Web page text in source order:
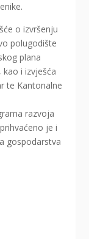
o izvršenju
polugodište
plana
i izvješća
te Kantonalne
razvoja
je i
gospodarstva